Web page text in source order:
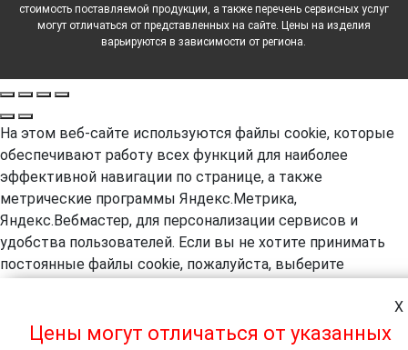
стоимость поставляемой продукции, а также перечень сервисных услуг
могут отличаться от представленных на сайте. Цены на изделия
варьируются в зависимости от региона.
X
Цены могут отличаться от указанных
На этом веб-сайте используются файлы cookie, которые
обеспечивают работу всех функций для наиболее
эффективной навигации по странице, а также
метрические программы Яндекс.Метрика,
Яндекс.Вебмастер, для персонализации сервисов и
удобства пользователей. Если вы не хотите принимать
постоянные файлы cookie, пожалуйста, выберите
обработку, в т.ч. с помощью метрических программ